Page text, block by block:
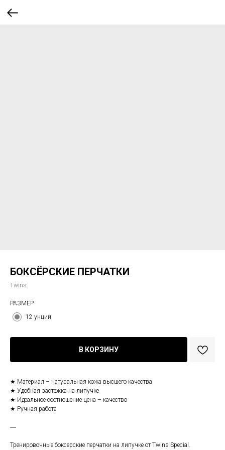
БОКСЁРСКИЕ ПЕРЧАТКИ
Twins
РАЗМЕР
12 унций
В КОРЗИНУ
★ Материал – натуральная кожа высшего качества
★ Удобная застежка на липучке
★ Идеальное соотношение цена – качество
★ Ручная работа
―
Тренировочные боксерские перчатки на липучке от Twins Special.